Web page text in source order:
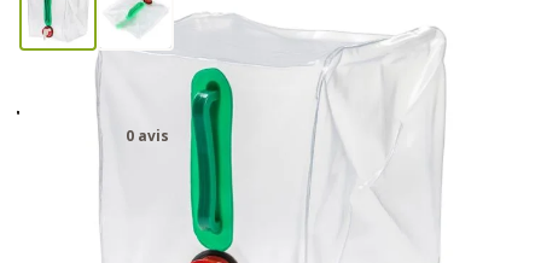
Jerrycan pliable avec robinet
0 avis